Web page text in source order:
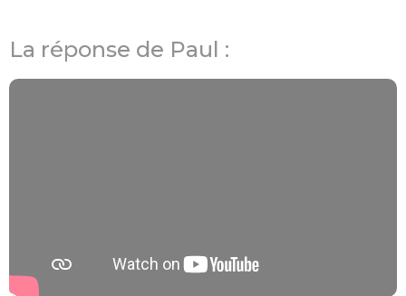
La réponse de Paul :